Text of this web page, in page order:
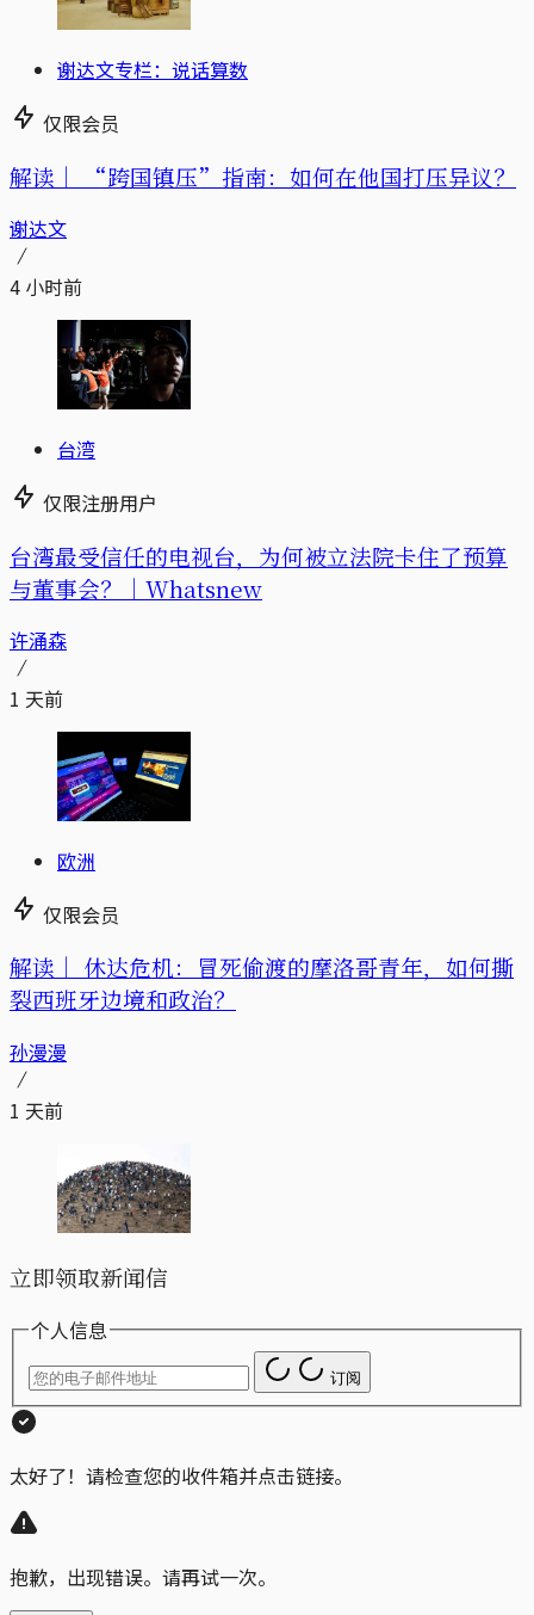
谢达文专栏：说话算数
仅限会员
解读｜ “跨国镇压”指南：如何在他国打压异议？
谢达文
4 小时前
台湾
仅限注册用户
台湾最受信任的电视台，为何被立法院卡住了预算
与董事会？｜Whatsnew
许涌森
1 天前
欧洲
仅限会员
解读｜ 休达危机：冒死偷渡的摩洛哥青年，如何撕
裂西班牙边境和政治？
孙漫漫
1 天前
立即领取新闻信
个人信息
订阅
太好了！请检查您的收件箱并点击链接。
抱歉，出现错误。请再试一次。